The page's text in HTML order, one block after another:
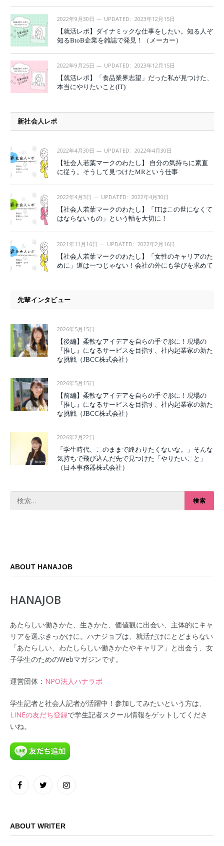
2022年9月30日 UPDATED: 2023年12月15日
【就活レポ】ダイナミックな仕事をしたい。知る人ぞ
知るBtoB企業を雑誌で発見！（メーカー）
2022年9月25日 UPDATED: 2023年12月15日
【就活レポ】「食品業界志望」だった私が見つけた、
本当にやりたいこと(IT)
新社会人レポ
2022年4月30日 UPDATED: 2022年4月30日
【社会人若葉マークのわたし】 自分の気持ちに素直
に従う。そうして見つけたMRという仕事
2022年4月3日 UPDATED: 2022年4月30日
【社会人若葉マークのわたし】「ITはこの世になくて
はならないもの」という軸を大切に！
2021年11月16日 UPDATED: 2022年2月16日
【社会人若葉マークのわたし】「女性のキャリアのた
めに」道は一つじゃない！会社の外にも学びを求めて
先輩インタビュー
2026年5月15日
【後編】柔軟なアイデアを自らの手で形に！現場の
『推し』になるサービスを目指す、社内起業家の新た
な挑戦（JBCC株式会社）
2026年5月15日
【前編】柔軟なアイデアを自らの手で形に！現場の
『推し』になるサービスを目指す、社内起業家の新た
な挑戦（JBCC株式会社）
2026年2月22日
「学生時代、このままで終わりたくないな。」そんな
気持ちで飛び込んだ先で見つけた「やりたいこと」
（日本事務器株式会社）
ABOUT HANAJOB
HANAJOB
あたらしい働きかた、生きかた、価値観に出会い、主体的にキャ
リアを選ぶきっかけに。ハナジョブは、就活だけにとどまらない
「あたらしい、わたしらしい働きかたやキャリア」と出会う、女
子学生のためのWebマガジンです。
運営団体： NPO法人ハナラボ
学生記者と社会人記者が活躍中！参加してみたいという方は、
LINEの友だち登録で学生記者スクール情報をゲットしてくださ
いね。
FacebookTwitter Instagram
ABOUT WRITER